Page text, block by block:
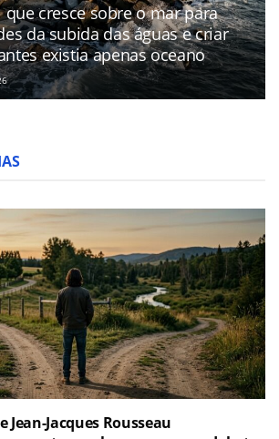
cresce sobre o mar para
da subida das águas e criar
existia apenas oceano
Jean-Jacques Rousseau